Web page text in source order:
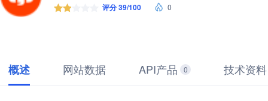
评分 39/100 0
概述 网站数据 API产品 0 技术资料